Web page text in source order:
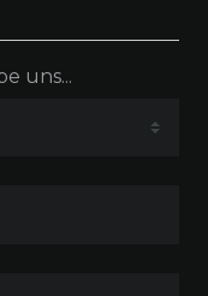
uns...